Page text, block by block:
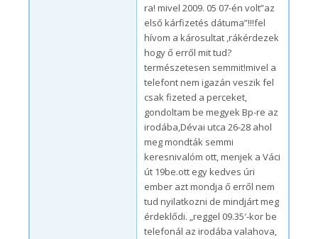
ra! mivel 2009. 05 07-én volt”az
első kárfizetés dátuma”!!!fel
hívom a károsultat ,rákérdezek
hogy ő erről mit tud?
természetesen semmit!mivel a
telefont nem igazán veszik fel
csak fizeted a perceket,
gondoltam be megyek Bp-re az
irodába,Dévai utca 26-28 ahol
meg mondták semmi
keresnivalóm ott, menjek a Váci
út 19be.ott egy kedves úri
ember azt mondja ő erről nem
tud nyilatkozni de mindjárt meg
érdeklődi. „reggel 09.35′-kor be
telefonál az irodába valahova,